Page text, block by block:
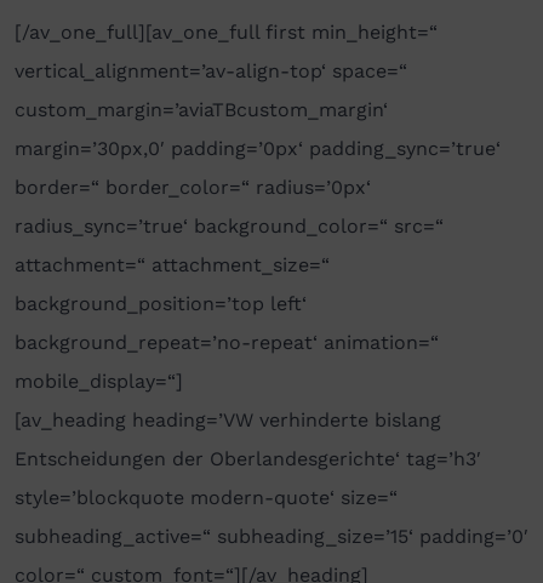
[/av_one_full][av_one_full first min_height=“
vertical_alignment=’av-align-top‘ space=“
custom_margin=’aviaTBcustom_margin‘
margin=’30px,0′ padding=’0px‘ padding_sync=’true‘
border=“ border_color=“ radius=’0px‘
radius_sync=’true‘ background_color=“ src=“
attachment=“ attachment_size=“
background_position=’top left‘
background_repeat=’no-repeat‘ animation=“
mobile_display=“]
[av_heading heading=’VW verhinderte bislang
Entscheidungen der Oberlandesgerichte‘ tag=’h3′
style=’blockquote modern-quote‘ size=“
subheading_active=“ subheading_size=’15‘ padding=’0′
color=“ custom_font=“][/av_heading]